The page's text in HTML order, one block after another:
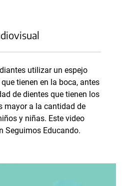
utilizar un espejo
tienen en la boca, antes
de dientes que tienen los
mayor a la cantidad de
y niñas. Este video
Seguimos Educando.